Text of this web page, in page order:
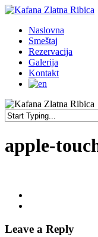
Skip
main
content
Menu
Naslovna
Smeštaj
Rezervacija
Galerija
Kontakt
apple-
Leave a Reply